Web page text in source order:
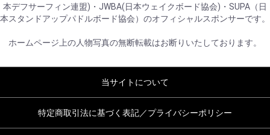
本デフサーフィン連盟)・JWBA(日本ウェイクボード協会)・SUPA（日
本スタンドアップパドルボード協会）のオフィシャルスポンサーです。
ホームページ上の人物写真の無断転載はお断りいたしております。
当サイトについて
特定商取引法に基づく表記／プライバシーポリシー